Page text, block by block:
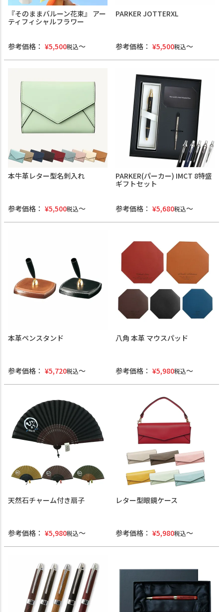
『そのままバルーン花束』 アー
ティフィシャルフラワー
参考価格： ¥5,500税込
PARKER JOTTERXL
参考価格： ¥5,500税込
本牛革レター型名刺入れ
参考価格： ¥5,500税込
PARKER(パーカー) IMCT 8特盛
ギフトセット
参考価格： ¥5,680税込
本革ペンスタンド
参考価格： ¥5,720税込
八角 本革 マウスパッド
参考価格： ¥5,980税込
天然石チャーム付き扇子
参考価格： ¥5,980税込
レター型眼鏡ケース
参考価格： ¥5,980税込